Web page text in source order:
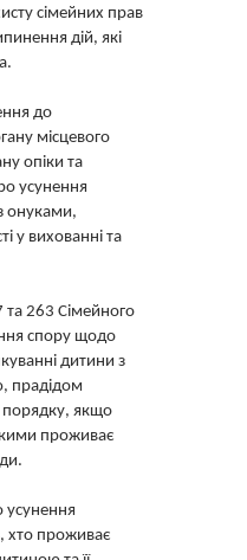
сімейних прав
дій, які
до
місцевого
опіки та
усунення
онуками,
у вихованні та
та 263 Сімейного
спору щодо
дитини з
прадідом
порядку, якщо
проживає
усунення
хто проживає